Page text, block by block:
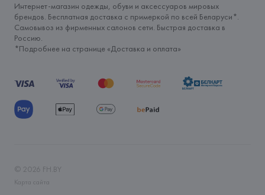
Интернет-магазин одежды, обуви и аксессуаров мировых
брендов. Бесплатная доставка с примеркой по всей Беларуси*.
Самовывоз из фирменных салонов сети. Быстрая доставка в
Россию.
*Подробнее на странице «Доставка и оплата»
© 2026 FH.BY
Карта сайта